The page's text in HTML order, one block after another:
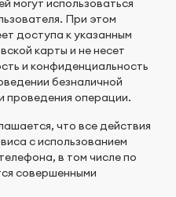
могут использоваться
При этом
доступа к указанным
карты и не несет
и конфиденциальность
безналичной
проведения операции.
что все действия
с использованием
в том числе по
совершенными